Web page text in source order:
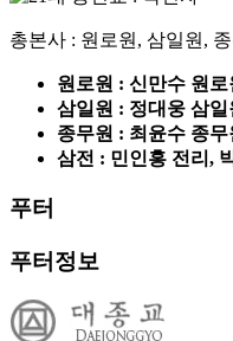
총본사 : 원로원, 삼일원,
원로원 : 신만수 원로
삼일원 : 정대웅 삼일
종무원 : 최윤수 종무
삼전 : 민인홍 전리,
푸터
푸터정보